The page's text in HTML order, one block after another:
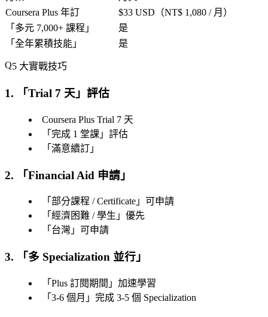
Coursera Plus 年訂
$33 USD（NT$ 1,080 / 月）
「 多元 7,000+ 課程 」
是
「 全年累積技能 」 是
5 大實戰技巧
1. 「Trial 7 天 」評估
Coursera Plus Trial 7 天
「 完成 1 堂課 」評估
「 滿意續訂 」
2. 「Financial Aid 申請 」
「 部分課程 / Certificate 」可申請
「 經濟困難 / 學生 」優先
「 台灣 」可申請
3. 「 多 Specialization 並行 」
「 Plus 訂閱期間 」加速學習
「 3-6 個月 」完成 3-5 個 Specialization